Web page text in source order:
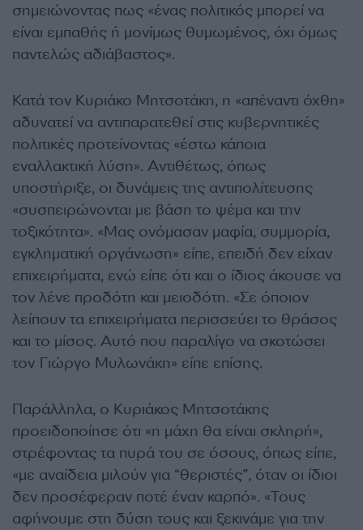
σημειώνοντας πως «ένας πολιτικός μπορεί να
είναι εμπαθής ή μονίμως θυμωμένος, όχι όμως
παντελώς αδιάβαστος».
Κατά τον Κυριάκο Μητσοτάκη, η «απέναντι όχθη»
αδυνατεί να αντιπαρατεθεί στις κυβερνητικές
πολιτικές προτείνοντας «έστω κάποια
εναλλακτική λύση». Αντιθέτως, όπως
υποστήριξε, οι δυνάμεις της αντιπολίτευσης
«συσπειρώνονται με βάση το ψέμα και την
τοξικότητα». «Μας ονόμασαν μαφία, συμμορία,
εγκληματική οργάνωση» είπε, επειδή δεν είχαν
επιχειρήματα, ενώ είπε ότι και ο ίδιος άκουσε να
τον λένε προδότη και μειοδότη. «Σε όποιον
λείπουν τα επιχειρήματα περισσεύει το θράσος
και το μίσος. Αυτό που παραλίγο να σκοτώσει
τον Γιώργο Μυλωνάκη» είπε επίσης.
Παράλληλα, ο Κυριάκος Μητσοτάκης
προειδοποίησε ότι «η μάχη θα είναι σκληρή»,
στρέφοντας τα πυρά του σε όσους, όπως είπε,
«με αναίδεια μιλούν για “θεριστές”, όταν οι ίδιοι
δεν προσέφεραν ποτέ έναν καρπό». «Τους
αφήνουμε στη δύση τους και ξεκινάμε για την